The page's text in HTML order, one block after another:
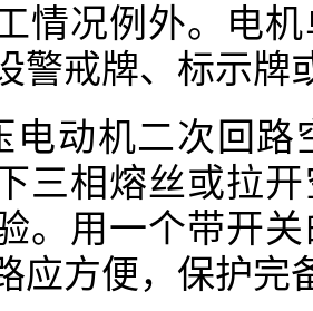
情况例外。电
警戒牌、标示牌
电动机二次回
三相熔丝或拉
。用一个带开
应方便，保护完